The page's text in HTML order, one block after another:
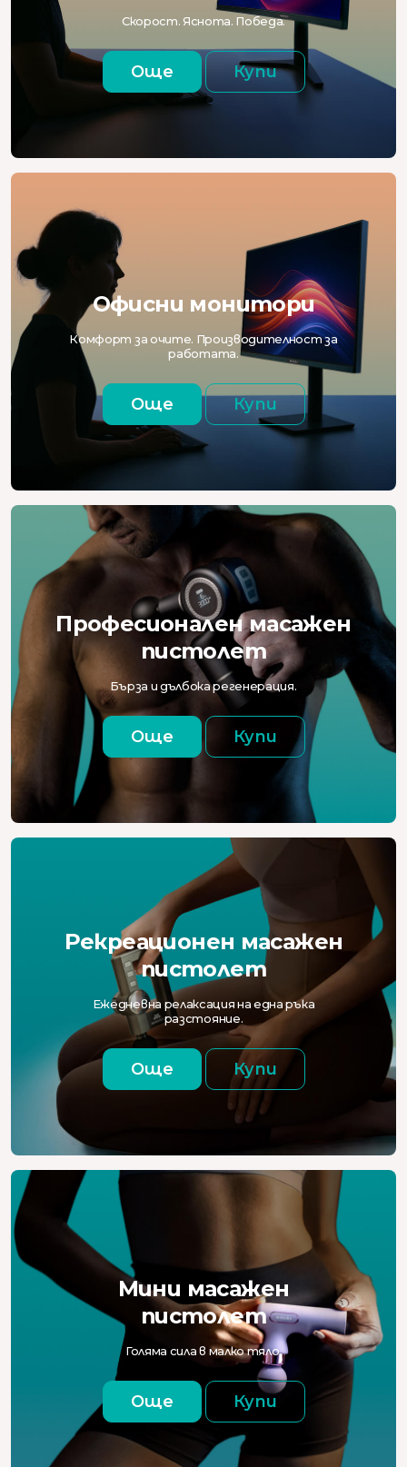
Скорост. Яснота. Победа.
Още Купи
Офисни монитори
Комфорт за очите. Производителност за
работата.
Още Купи
Професионален масажен
пистолет
Бърза и дълбока регенерация.
Още Купи
Рекреационен масажен
пистолет
Ежедневна релаксация на една ръка
разстояние.
Още Купи
Мини масажен
пистолет
Голяма сила в малко тяло.
Още Купи